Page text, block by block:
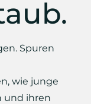
Spuren
wie junge
und ihren